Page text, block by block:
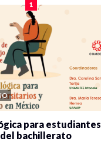
1
para estudiantes
bachillerato